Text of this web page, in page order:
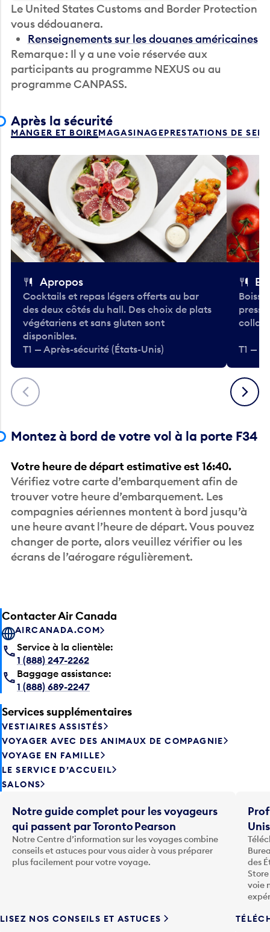
Le United States Customs and Border Protection
vous dédouanera.
Renseignements sur les douanes américaines
Remarque : Il y a une voie réservée aux
participants au programme NEXUS ou au
programme CANPASS.
Après la sécurité
MANGER ET BOIREMAGASINAGEPRESTATIONS DE
Précédent
Apropos
Cocktails et repas légers offerts au bar
des deux côtés du hall. Des choix de plats
végétariens et sans gluten sont
disponibles.
T1 — Après-sécurité (États-Unis)
T1 —
Suivant
Montez à bord de votre vol à la porte F34
Votre heure de départ estimative est 16:40.
Vérifiez votre carte d’embarquement afin de
trouver votre heure d’embarquement. Les
compagnies aériennes montent à bord jusqu’à
une heure avant l’heure de départ. Vous pouvez
changer de porte, alors veuillez vérifier ou les
écrans de l’aérogare régulièrement.
Contacter Air Canada
AIRCANADA.COM
Service à la clientèle:
1 (888) 247-2262
Baggage assistance:
1 (888) 689-2247
Services supplémentaires
VESTIAIRES ASSISTÉS
VOYAGER AVEC DES ANIMAUX DE COMPAGNIE
VOYAGE EN FAMILLE
LE SERVICE D’ACCUEIL
SALONS
Notre guide complet pour les voyageurs
qui passent par Toronto Pearson
Notre Centre d’information sur les voyages combine
conseils et astuces pour vous aider à vous préparer
plus facilement pour votre voyage.
LISEZ NOS CONSEILS ET ASTUCES
des
voie